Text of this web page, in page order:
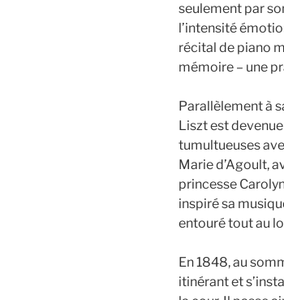
seulement par
l’intensité
récital de piano
mémoire – une
Parallèlement à
Liszt est
tumultueuses
Marie d’Agoult,
princesse
inspiré sa
entouré tout au
En 1848, au
itinérant et